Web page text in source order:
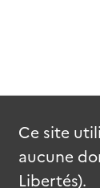
Ce site
aucune
Libertés).